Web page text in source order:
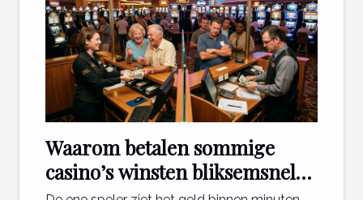
Waarom betalen sommige
casino’s winsten bliksemsnel